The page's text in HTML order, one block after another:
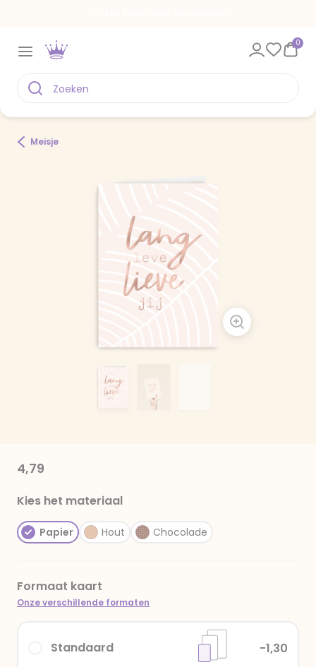
0
Meisje
4,79
Kies het materiaal
Papier Hout Chocolade
Formaat kaart
Onze verschillende formaten
Standaard -1,30